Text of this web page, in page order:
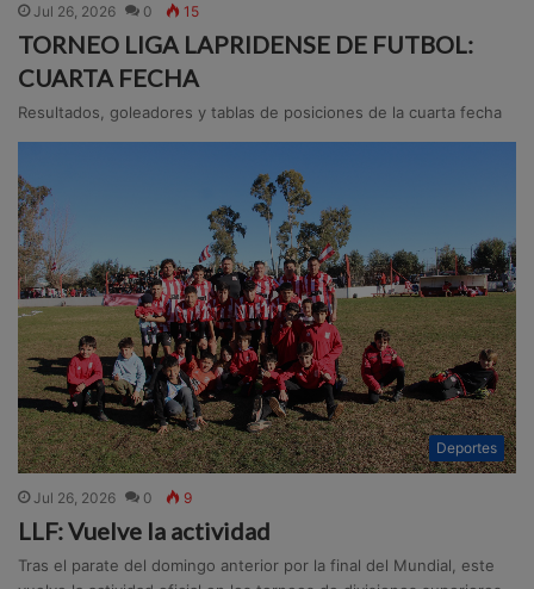
Jul 26, 2026 0 15
TORNEO LIGA LAPRIDENSE DE FUTBOL:
CUARTA FECHA
Resultados, goleadores y tablas de posiciones de la cuarta fecha
Deportes
Jul 26, 2026 0 9
LLF: Vuelve la actividad
Tras el parate del domingo anterior por la final del Mundial, este